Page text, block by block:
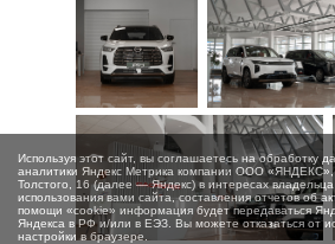
Используя этот сайт, вы соглашаетесь на обработку
аналитики Яндекс Метрика компании ООО «ЯНДЕКС»,
Толстого, 16 (далее — Яндекс) в интересах
использования вами сайта, составления отчетов об
помощи «cookie» информация будет передаваться
Яндекса в РФ и/или в ЕЭЗ. Вы можете отказаться от
настройки в браузере.